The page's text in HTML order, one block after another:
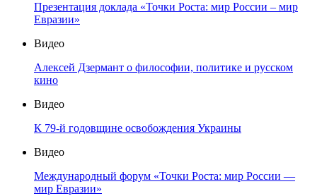
Презентация доклада «Точки Роста: мир России – мир
Евразии»
Видео
Алексей Дзермант о философии, политике и русском
кино
Видео
К 79-й годовщине освобождения Украины
Видео
Международный форум «Точки Роста: мир России —
мир Евразии»